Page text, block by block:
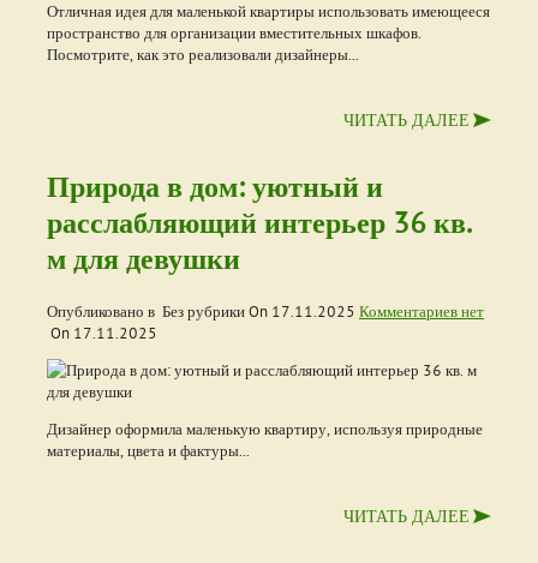
Отличная идея для маленькой квартиры использовать имеющееся
пространство для организации вместительных шкафов.
Посмотрите, как это реализовали дизайнеры...
ЧИТАТЬ ДАЛЕЕ
Природа в дом: уютный и
расслабляющий интерьер 36 кв.
м для девушки
Опубликовано в Без рубрики On 17.11.2025 Комментариев нет
On 17.11.2025
Дизайнер оформила маленькую квартиру, используя природные
материалы, цвета и фактуры...
ЧИТАТЬ ДАЛЕЕ